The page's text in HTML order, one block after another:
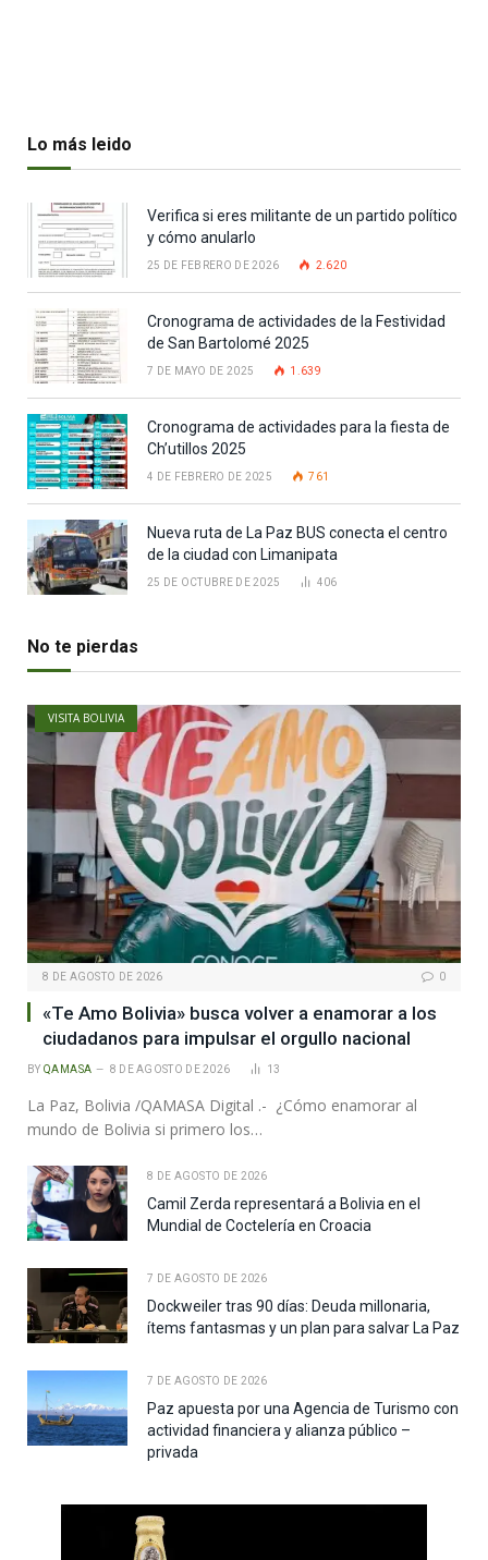
Lo más leido
Verifica si eres militante de un partido político
y cómo anularlo
25 DE FEBRERO DE 2026 2.620
Cronograma de actividades de la Festividad
de San Bartolomé 2025
7 DE MAYO DE 2025 1.639
Cronograma de actividades para la fiesta de
Ch’utillos 2025
4 DE FEBRERO DE 2025 761
Nueva ruta de La Paz BUS conecta el centro
de la ciudad con Limanipata
25 DE OCTUBRE DE 2025 406
No te pierdas
VISITA BOLIVIA
8 DE AGOSTO DE 2026 0
«Te Amo Bolivia» busca volver a enamorar a los
ciudadanos para impulsar el orgullo nacional
BY QAMASA 8 DE AGOSTO DE 2026 13
La Paz, Bolivia /QAMASA Digital .- ¿Cómo enamorar al
mundo de Bolivia si primero los…
8 DE AGOSTO DE 2026
Camil Zerda representará a Bolivia en el
Mundial de Coctelería en Croacia
7 DE AGOSTO DE 2026
Dockweiler tras 90 días: Deuda millonaria,
ítems fantasmas y un plan para salvar La Paz
7 DE AGOSTO DE 2026
Paz apuesta por una Agencia de Turismo con
actividad financiera y alianza público –
privada